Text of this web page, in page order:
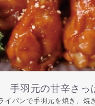
手羽元の甘辛さっ
イパンで手羽元を焼き、焼